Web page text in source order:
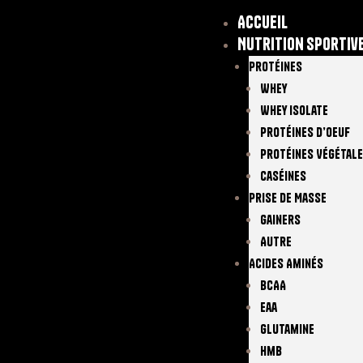
Accueil
Nutrition
Protéines
Whey
Whey Isolate
Protéines D’oeuf
Protéines
Caséines
Prise De Masse
Gainers
Autre
Acides Aminés
BCAA
Eaa
Glutamine
Hmb